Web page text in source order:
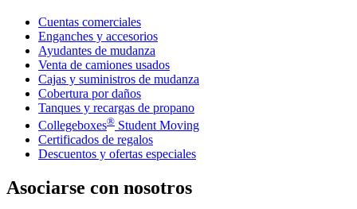
Cuentas comerciales
Enganches y accesorios
Ayudantes de mudanza
Venta de camiones usados
Cajas y suministros de mudanza
Cobertura por daños
Tanques y recargas de propano
Collegeboxes® Student Moving
Certificados de regalos
Descuentos y ofertas especiales
Asociarse con nosotros